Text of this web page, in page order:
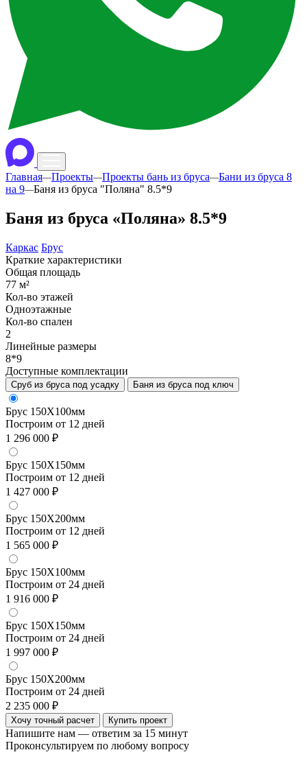
Главная—Проекты—Проекты бань из бруса—Бани из бруса 8
на 9—Баня из бруса "Поляна" 8.5*9
Баня из бруса «Поляна» 8.5*9
Каркас Брус
Краткие характеристики
Общая площадь
77 м²
Кол-во этажей
Одноэтажные
Кол-во спален
2
Линейные размеры
8*9
Доступные комплектации
Сруб из бруса под усадку Баня из бруса под ключ
Брус 150Х100мм
Построим от 12 дней
1 296 000 ₽
Брус 150Х150мм
Построим от 12 дней
1 427 000 ₽
Брус 150Х200мм
Построим от 12 дней
1 565 000 ₽
Брус 150Х100мм
Построим от 24 дней
1 916 000 ₽
Брус 150Х150мм
Построим от 24 дней
1 997 000 ₽
Брус 150Х200мм
Построим от 24 дней
2 235 000 ₽
Хочу точный расчет Купить проект
Напишите нам — ответим за 15 минут
Проконсультируем по любому вопросу